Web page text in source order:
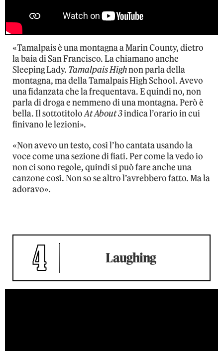
«Tamalpais è una montagna a Marin County, dietro
la baia di San Francisco. La chiamano anche
Sleeping Lady. Tamalpais Highnon parla della
montagna, ma della Tamalpais High School. Avevo
una fidanzata che la frequentava. E quindi no, non
parla di droga e nemmeno di una montagna. Però è
bella. Il sottotitoloAt About 3indica l’orario in cui
finivano le lezioni».
«Non avevo un testo, così l’ho cantata usando la
voce come una sezione di fiati. Per come la vedo io
non ci sono regole, quindi si può fare anche una
canzone così. Non so se altro l’avrebbero fatto. Ma la
adoravo».
4 Laughing